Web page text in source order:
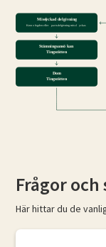
Frågor och
Här hittar du de